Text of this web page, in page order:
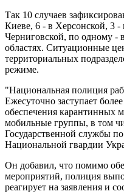
Так 10 случаев
Киеве, 6 - в Херсонской, 3
Черниговской, по одному -
областях. Ситуационные
территориальных
режиме.
"Национальная полиция
Ежесуточно заступает
обеспечения карантинных
мобильные группы, в том
Государственной службы
Национальной гвардии
Он добавил, что помимо
мероприятий, полиция
реагирует на заявления и